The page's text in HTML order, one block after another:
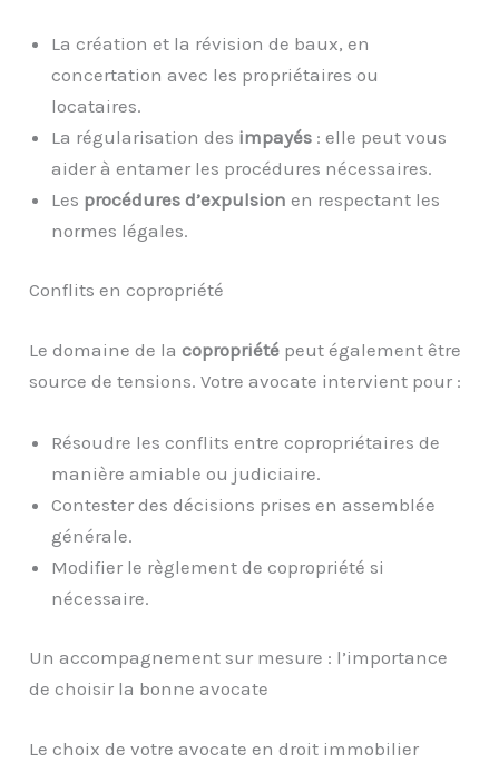
La création et la révision de baux, en
concertation avec les propriétaires ou
locataires.
La régularisation des impayés : elle peut vous
aider à entamer les procédures nécessaires.
Les procédures d’expulsion en respectant les
normes légales.
Conflits en copropriété
Le domaine de lacopropriété peut également être
source de tensions. Votre avocate intervient pour :
Résoudre les conflits entre copropriétaires de
manière amiable ou judiciaire.
Contester des décisions prises en assemblée
générale.
Modifier le règlement de copropriété si
nécessaire.
Un accompagnement sur mesure : l’importance
de choisir la bonne avocate
Le choix de votre avocate en droit immobilier